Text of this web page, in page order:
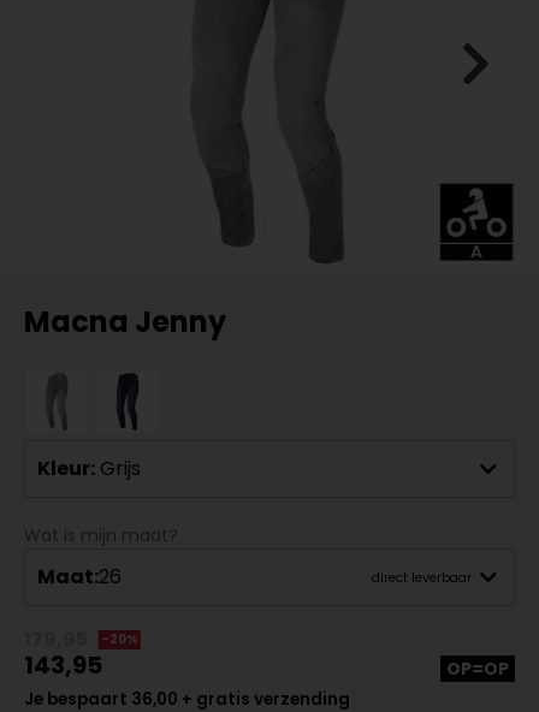
Macna Jenny
Kleur: Grijs
Wat is mijn maat?
Maat:26 direct leverbaar
-20%
143,95
Je bespaart 36,00 + gratis verzending
OP=OP